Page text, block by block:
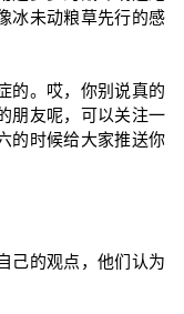
冰未动粮草先行的感
的。哎，你别说真的
朋友呢，可以关注一
的时候给大家推送你
己的观点，他们认为